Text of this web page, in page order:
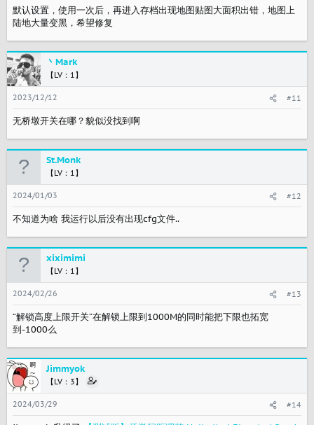
默认设置，使用一次后，再进入存档出现地图贴图大面积出错，地图上
陆地大量变黑，希望修复
丶Mark
【LV：1】
2023/12/12 #11
无桥墩开关在哪？貌似没找到啊
St.Monk
【LV：1】
2024/01/03 #12
不知道为啥 我运行以后没有出现cfg文件..
xiximimi
【LV：1】
2024/02/26 #13
“解锁高度上限开关”在解锁上限到1000M的同时能把下限也拓宽
到-1000么
Jimmyok
【LV：3】
2024/03/29 #14